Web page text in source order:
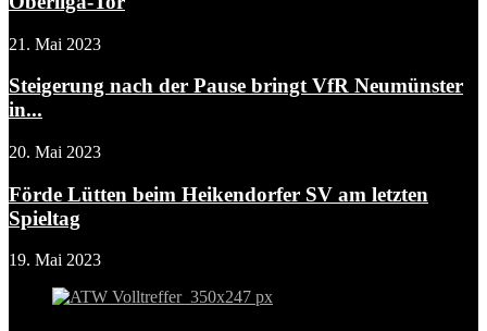
21. Mai 2023
Steigerung nach der Pause bringt VfR Neumünster
in...
20. Mai 2023
Förde Lütten beim Heikendorfer SV am letzten
Spieltag
19. Mai 2023